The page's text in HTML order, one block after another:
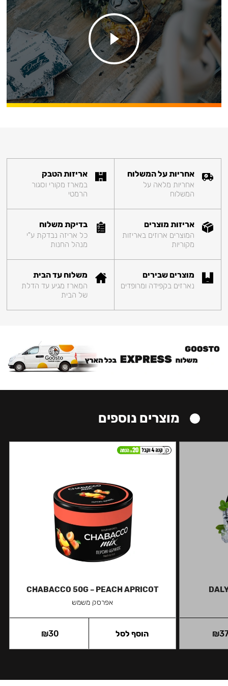
אחריות על המשלוח
אחריות מלאה על
המשלוח
אריזות הטבק
במארז מקורי וסגור
הרמטי
אריזות מוצרים
המוצרים ארוזים באריזות
מקוריות
בדיקת משלוח
כל אריזה נבדקת ע"י
מנהל החנות
מוצרים שבירים
נארזים בקפידה ומרופדים
משלוח עד הבית
המארז מגיע עד הדלת
של הבית
מוצרים נוספים
₪
קל
CHABACCO 50G – PEACH APRICOT
אפרסק משמש
₪30 הוסף לסל